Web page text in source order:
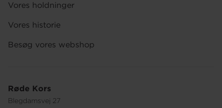
Røde Kors
Blegdamsvej 27
Vores holdninger
Vores historie
Besøg vores webshop